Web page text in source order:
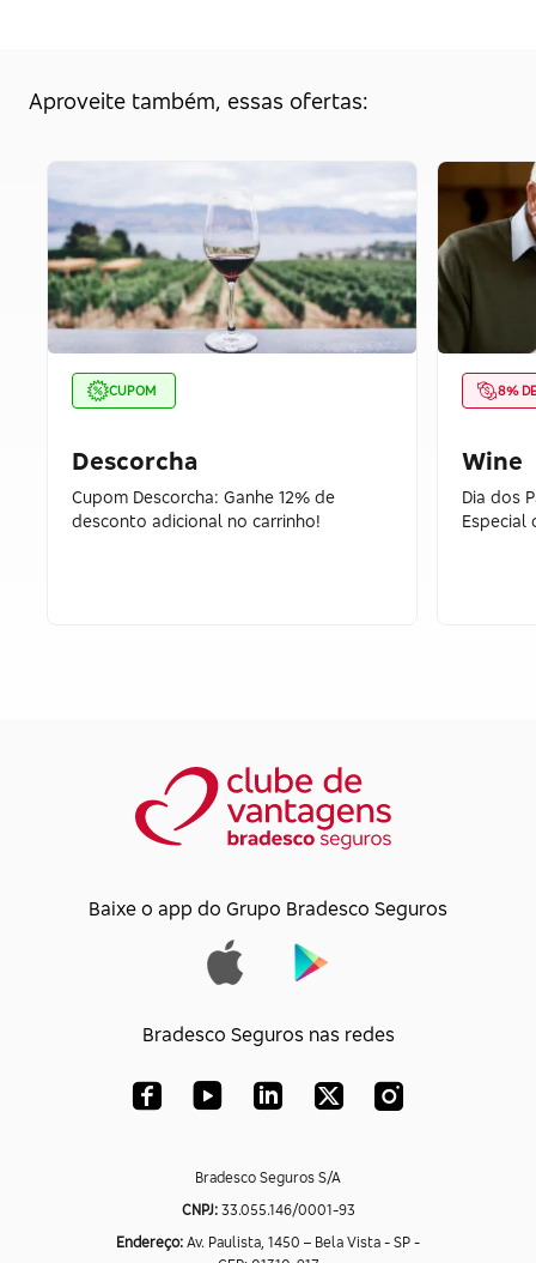
Aproveite também, essas ofertas:
CUPOM
Descorcha
Cupom Descorcha: Ganhe 12% de
desconto adicional no carrinho!
8%
Wine
Dia dos
Especial
Baixe o app do Grupo Bradesco Seguros
Bradesco Seguros nas redes
Bradesco Seguros S/A
CNPJ:33.055.146/0001-93
Endereço: Av. Paulista, 1450 – Bela Vista - SP -